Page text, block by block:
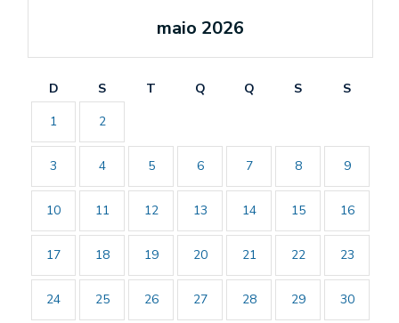
maio 2026
D S T Q Q S
S
1
2
3 4 5 6 7 8 9
10 11 12 13 14 15 16
17 18 19 20 21 22 23
24 25 26 27 28 29 30